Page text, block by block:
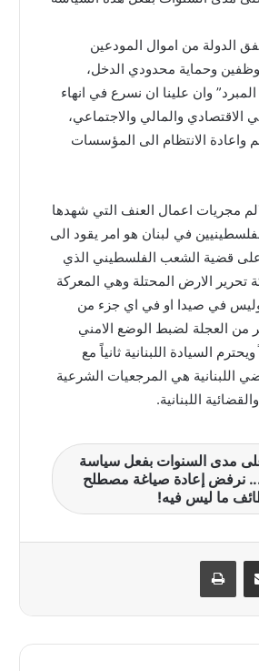
الدولة من اموال المودعين
وحماية محدودي الدخل،
وان علينا ان نسرع في انهاء
والمالي والاجتماعي،
واعادة الانتظام الى المؤسسات
مجريات اعمال العنف التي شهدها
في لبنان هو امر يقود الى
على قضية الشعب الفلسطيني الذي
تحرير الارض المحتلة وهي المعركة
في صيدا او في اي جزء من
من العجلة لضبط الوضع الامني
السيادة اللبنانية ثانياً مع
اللبنانية هي المرجعيات الشرعية
اللبنانية.
على مدى السنوات بفعل سياسة
نرفض إعادة صياغة مصطلح
ما ليس فيه!